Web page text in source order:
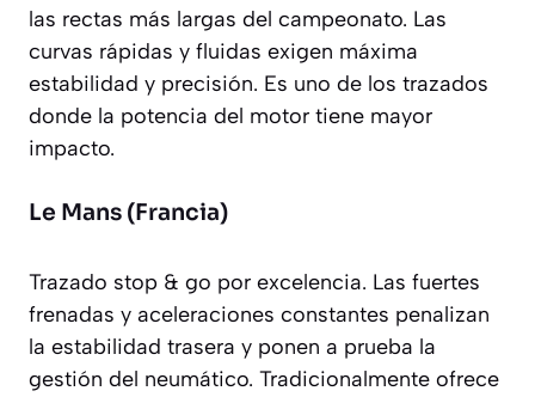
las rectas más largas del campeonato. Las
curvas rápidas y fluidas exigen máxima
estabilidad y precisión. Es uno de los trazados
donde la potencia del motor tiene mayor
impacto.
Le Mans (Francia)
Trazado stop & go por excelencia. Las fuertes
frenadas y aceleraciones constantes penalizan
la estabilidad trasera y ponen a prueba la
gestión del neumático. Tradicionalmente ofrece